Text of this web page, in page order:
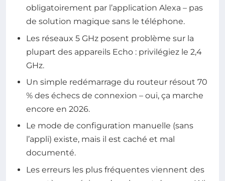
obligatoirement par l’application Alexa – pas
de solution magique sans le téléphone.
Les réseaux 5 GHz posent problème sur la
plupart des appareils Echo : privilégiez le 2,4
GHz.
Un simple redémarrage du routeur résout 70
% des échecs de connexion – oui, ça marche
encore en 2026.
Le mode de configuration manuelle (sans
l’appli) existe, mais il est caché et mal
documenté.
Les erreurs les plus fréquentes viennent des